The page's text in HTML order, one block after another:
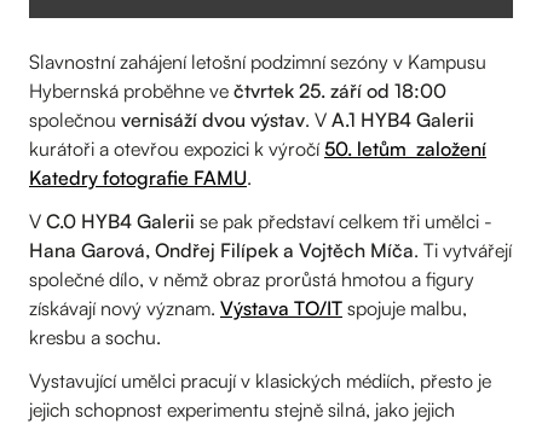
Slavnostní zahájení letošní podzimní sezóny v Kampusu
Hybernská proběhne ve čtvrtek 25. září od 18:00
společnou vernisáží dvou výstav. V A.1 HYB4 Galerii
kurátoři a otevřou expozici k výročí50. letům založení
Katedry fotografie FAMU.
V C.0 HYB4 Galerii se pak představí celkem tři umělci -
Hana Garová, Ondřej Filípek a Vojtěch Míča. Ti vytvářejí
společné dílo, v němž obraz prorůstá hmotou a figury
získávají nový význam. Výstava TO/IT spojuje malbu,
kresbu a sochu.
Vystavující umělci pracují v klasických médiích, přesto je
jejich schopnost experimentu stejně silná, jako jejich